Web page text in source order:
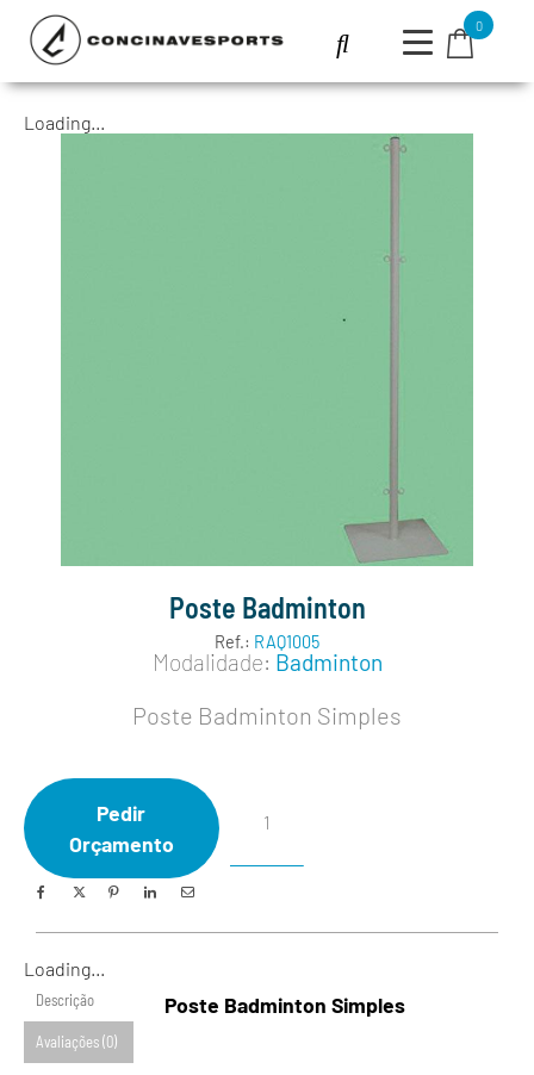
0
Loading...
Poste Badminton
Ref.: RAQ1005
Modalidade: Badminton
Poste Badminton Simples
Pedir
Orçamento
Loading...
Descrição
Avaliações (0)
Poste Badminton Simples